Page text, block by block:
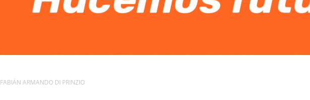
FABIÁN ARMANDO DI PRINZIO